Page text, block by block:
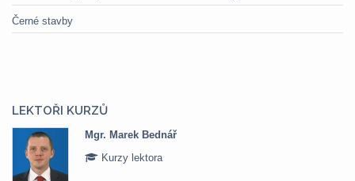
Černé stavby
LEKTOŘI KURZŮ
Mgr. Marek Bednář
Kurzy lektora